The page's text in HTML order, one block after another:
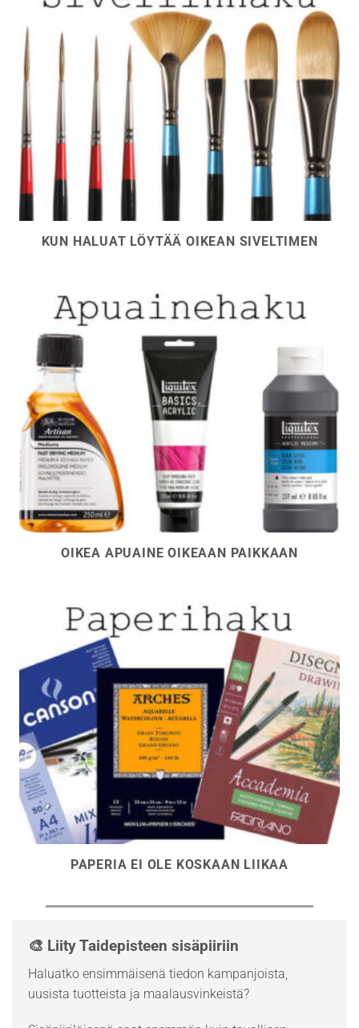
KUN HALUAT LÖYTÄÄ OIKEAN SIVELTIMEN
OIKEA APUAINE OIKEAAN PAIKKAAN
PAPERIA EI OLE KOSKAAN LIIKAA
🎨 Liity Taidepisteen sisäpiiriin
Haluatko ensimmäisenä tiedon kampanjoista,
uusista tuotteista ja maalausvinkeistä?